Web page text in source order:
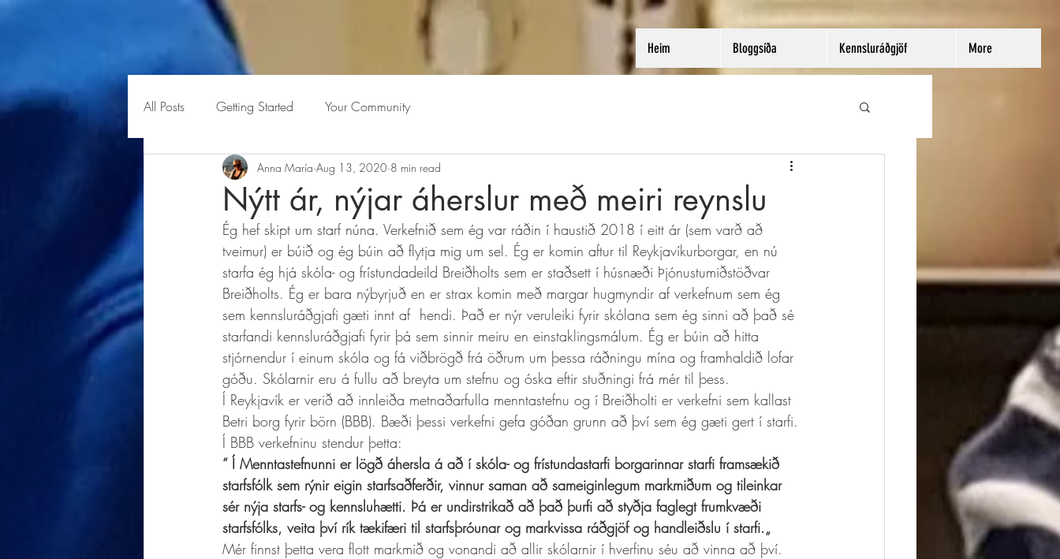
Heim Bloggsíða Kennsluráðgjöf More
All Posts Getting Started Your Community
Nýtt ár, nýjar áherslur með meiri reynslu
Anna María Aug 13, 2020 8 min read
Ég hef skipt um starf núna. Verkefnið sem ég var ráðin í haustið 2018 í eitt ár (sem varð að
tveimur) er búið og ég búin að flytja mig um sel. Ég er komin aftur til Reykjavíkurborgar, en nú
starfa ég hjá skóla- og frístundadeild Breiðholts sem er staðsett í húsnæði Þjónustumiðstöðvar
Breiðholts. Ég er bara nýbyrjuð en er strax komin með margar hugmyndir af verkefnum sem ég
sem kennsluráðgjafi gæti innt af  hendi. Það er nýr veruleiki fyrir skólana sem ég sinni að það sé
starfandi kennsluráðgjafi fyrir þá sem sinnir meiru en einstaklingsmálum. Ég er búin að hitta
stjórnendur í einum skóla og fá viðbrögð frá öðrum um þessa ráðningu mína og framhaldið lofar
góðu. Skólarnir eru á fullu að breyta um stefnu og óska eftir stuðningi frá mér til þess.
Í Reykjavík er verið að innleiða metnaðarfulla menntastefnu og í Breiðholti er verkefni sem kallast
Betri borg fyrir börn (BBB). Bæði þessi verkefni gefa góðan grunn að því sem ég gæti gert í starfi.
Í BBB verkefninu stendur þetta:
“ Í Menntastefnunni er lögð áhersla á að í skóla- og frístundastarfi borgarinnar starfi framsækið
starfsfólk sem rýnir eigin starfsaðferðir, vinnur saman að sameiginlegum markmiðum og tileinkar
sér nýja starfs- og kennsluhætti. Þá er undirstrikað að það þurfi að styðja faglegt frumkvæði
starfsfólks, veita því rík tækifæri til starfsþróunar og markvissa ráðgjöf og handleiðslu í starfi.„
Mér finnst þetta vera flott markmið og vonandi að allir skólarnir í hverfinu séu að vinna að því.